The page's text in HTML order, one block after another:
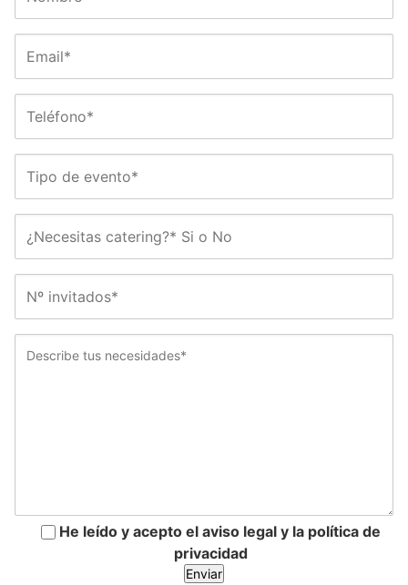
He leído y acepto el aviso legal y la política de
privacidad